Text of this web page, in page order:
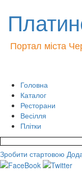
Портал міста
Головна
Каталог
Ресторани
Весілля
Плітки
Зробити стартовою